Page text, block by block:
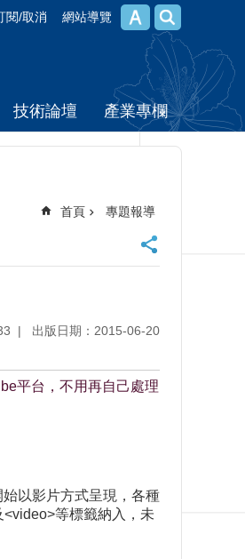
閱/取消 網站導覽
技術論壇 產業專欄
首頁 專題報導
出版日期：2015-06-20
平台，不用再自己處理
以影片方式呈現，各種
等標籤納入，未